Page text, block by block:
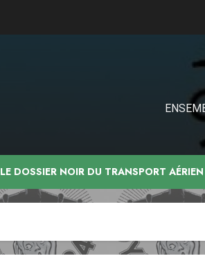
LE DOSSIER NOIR DU TRANSPORT AÉRIEN